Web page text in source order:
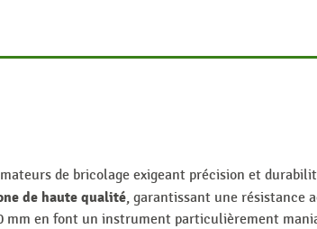
de bricolage exigeant précision et
de haute qualité, garantissant une résistance
mm en font un instrument particulièrement